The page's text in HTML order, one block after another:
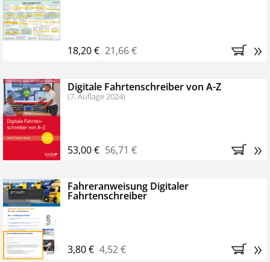
Bestellen Sie jetzt das VerkehrsRundschau Profipaket im
Kennenlern-Abo für zwei Monate (inkl. der derzeitig
Monaten brauchen Sie nichts weiter tun, das
Abonnement endet automatisch, es entstehen keine
weiteren Verpflichtungen.
18,20 € 21,66 € »
Digitale Fahrtenschreiber von A-Z
(7. Auflage 2024)
53,00 € 56,71 € »
Fahreranweisung Digitaler
Fahrtenschreiber
3,80 € 4,52 € »